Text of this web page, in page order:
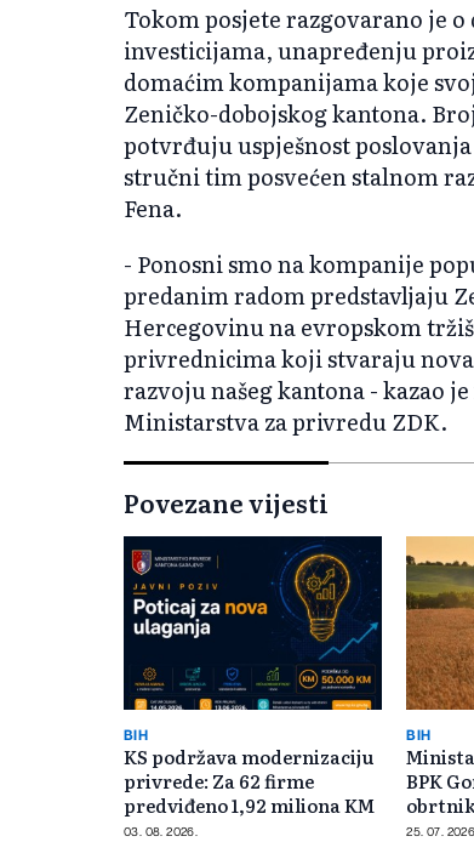
Tokom posjete razgovarano je
investicijama, unapređenju
domaćim kompanijama koje
Zeničko-dobojskog kantona.
potvrđuju uspješnost
stručni tim posvećen stalnom
Fena.
- Ponosni smo na kompanije
predanim radom predstavljaju
Hercegovinu na evropskom
privrednicima koji stvaraju
razvoju našeg kantona - kazao
Ministarstva za privredu ZDK.
Povezane vijesti
BIH
KS podržava modernizaciju
privrede: Za 62 firme
predviđeno 1,92 miliona KM
03. 08. 2026.
BIH
BPK
25. 07. 2026.